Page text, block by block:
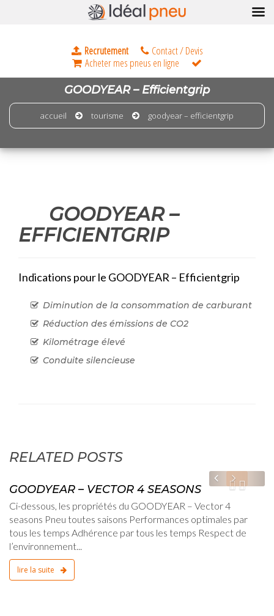
GOODYEAR – Efficientgrip
accueil tourisme goodyear – efficientgrip
GOODYEAR –
EFFICIENTGRIP
Indications pour le GOODYEAR – Efficientgrip
Diminution de la consommation de carburant
Réduction des émissions de CO2
Kilométrage élevé
Conduite silencieuse
RELATED POSTS
GOODYEAR – VECTOR 4 SEASONS
Ci-dessous, les propriétés du GOODYEAR – Vector 4
seasons Pneu toutes saisons Performances optimales par
tous les temps Adhérence par tous les temps Respect de
l’environnement...
lire la suite